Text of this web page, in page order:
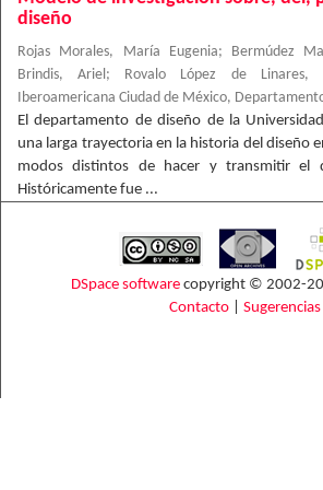
diseño
Rojas Morales, María Eugenia; Bermúdez
Brindis, Ariel ; Rovalo López de Linares,
Iberoamericana Ciudad de México,
El departamento de diseño de la
una larga trayectoria en la historia del diseño
modos distintos de hacer y transmitir el
Históricamente fue ...
DSpace software copyright © 2002-
Contacto| Sugerencias